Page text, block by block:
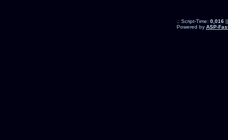
.: Script-Time: 0,016||
Powered by ASP-